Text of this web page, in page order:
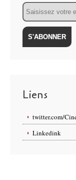
Email
Liens
twitter.com/
Linkedink